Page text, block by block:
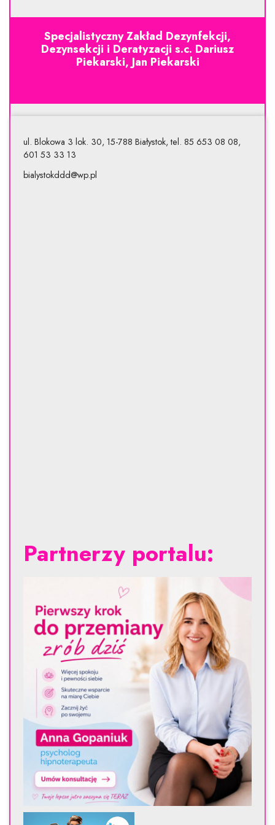
Specjalistyczny Zakład Dezynfekcji,
Dezynsekcji i Deratyzacji s.c. Dariusz
Piekarski, Jan Piekarski
ul. Blokowa 3 lok. 30, 15-788 Białystok, tel. 85 653 08 08,
601 53 33 13
bialystokddd@wp.pl
Partnerzy portalu: